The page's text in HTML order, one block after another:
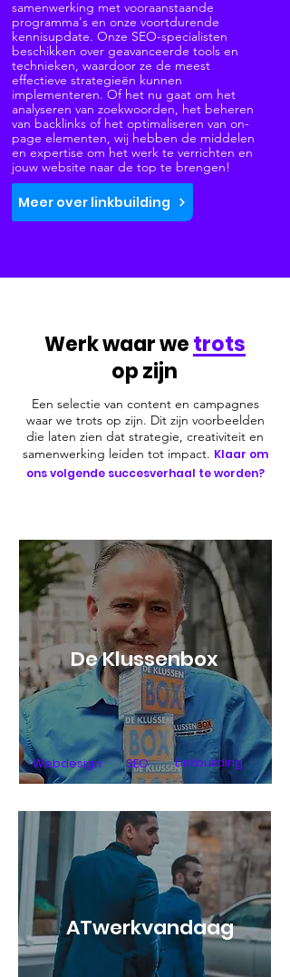
samenwerking met vooraanstaande
programma's en onze voortdurende
kennisupdate. Onze SEO-specialisten
beschikken over geavanceerde tools en
technieken, waardoor ze de meest
effectieve strategieën kunnen
implementeren. Of het nu gaat om het
analyseren van zoekwoorden, het beheren
van backlinks of het optimaliseren van on-
page elementen, wij hebben de middelen
en expertise om het werk te verrichten en
jouw website naar de top te brengen!
Meer over linkbuilding
Werk waar wetrots
op zijn
Een selectie van content en campagnes
waar we trots op zijn. Dit zijn voorbeelden
die laten zien dat strategie, creativiteit en
samenwerking leiden tot impact. Klaar om
ons volgende succesverhaal te worden?
De Klussenbox
Webdesign SEO Linkbuilding
ATwerkvandaag